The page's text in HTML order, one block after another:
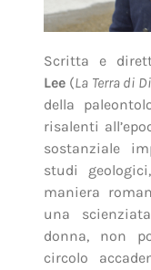
Scritta e
Lee(La Terra di
della
risalenti
sostanziale
studi
maniera
una
donna, non
circolo